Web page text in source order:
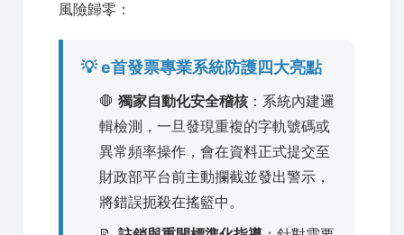
風險歸零：
💡 e首發票專業系統防護四大亮點
🛑 獨家自動化安全稽核：系統內建邏
輯檢測，一旦發現重複的字軌號碼或
異常頻率操作，會在資料正式提交至
財政部平台前主動攔截並發出警示，
將錯誤扼殺在搖籃中。